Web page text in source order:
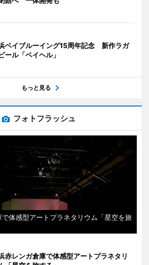
ベイブルーイング15周年記念 新作ラガ
ール「ベイヘル」
もっと見る
フォトフラッシュ
体感型アートプラネタリウム「星空を旅
赤レンガ倉庫で体感型アートプラネタリ